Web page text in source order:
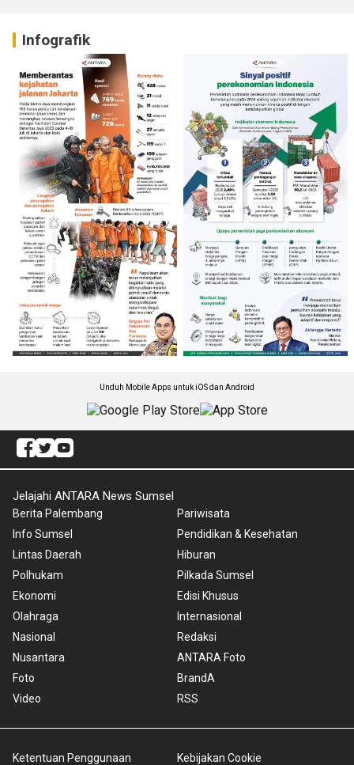
Infografik
Unduh Mobile Apps untuk iOS dan Android
Jelajahi ANTARA News Sumsel
Berita Palembang
Info Sumsel
Lintas Daerah
Polhukam
Ekonomi
Olahraga
Nasional
Nusantara
Foto
Video
Pariwisata
Pendidikan & Kesehatan
Hiburan
Pilkada Sumsel
Edisi Khusus
Internasional
Redaksi
ANTARA Foto
BrandA
RSS
Ketentuan Penggunaan Kebijakan Cookie